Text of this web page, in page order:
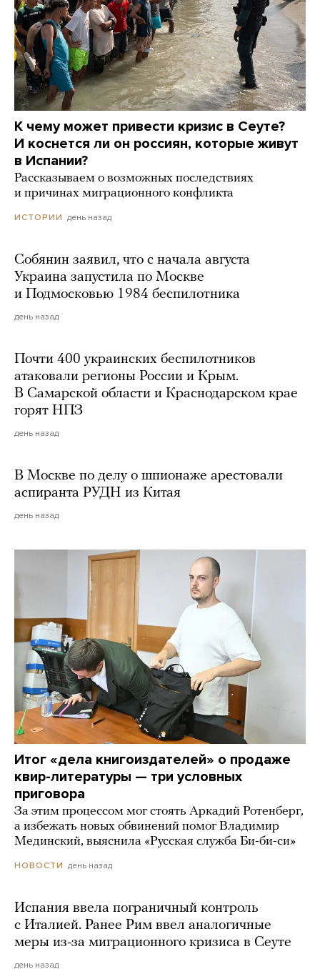
К чему может привести кризис в Сеуте?
И коснется ли он россиян, которые живут
в Испании?
Рассказываем о возможных последствиях
и причинах миграционного конфликта
ИСТОРИИ день назад
Собянин заявил, что с начала августа
Украина запустила по Москве
и Подмосковью 1984 беспилотника
день назад
Почти 400 украинских беспилотников
атаковали регионы России и Крым.
В Самарской области и Краснодарском крае
горят НПЗ
день назад
В Москве по делу о шпионаже арестовали
аспиранта РУДН из Китая
день назад
Итог «дела книгоиздателей» о продаже
квир-литературы — три условных
приговора
За этим процессом мог стоять Аркадий Ротенберг,
а избежать новых обвинений помог Владимир
Мединский, выяснила «Русская служба Би-би-си»
НОВОСТИ день назад
Испания ввела пограничный контроль
с Италией. Ранее Рим ввел аналогичные
меры из-за миграционного кризиса в Сеуте
день назад